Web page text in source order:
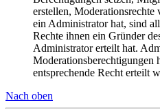
erstellen, Moderationsrechte
ein Administrator hat, sind
Rechte ihnen ein Gründer
Administrator erteilt hat.
Moderationsberechtigungen
entsprechende Recht erteilt
Nach oben